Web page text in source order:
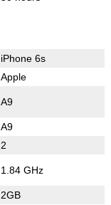
iPhone 6s
Apple
A9
A9
2
1.84 GHz
2GB